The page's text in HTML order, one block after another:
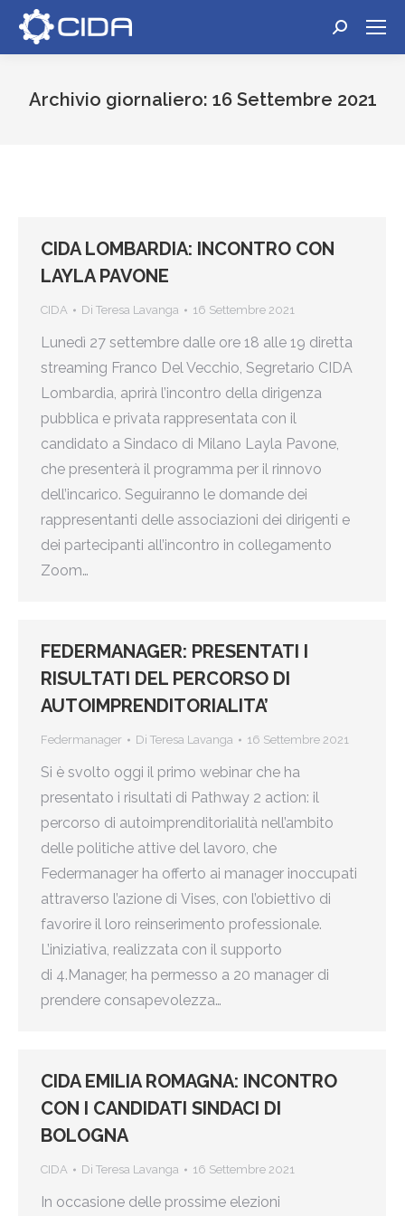
Cerca:
Archivio giornaliero: 16 Settembre 2021
CIDA LOMBARDIA: INCONTRO CON
LAYLA PAVONE
CIDA Di Teresa Lavanga 16 Settembre 2021
Lunedì 27 settembre dalle ore 18 alle 19 diretta
streaming Franco Del Vecchio, Segretario CIDA
Lombardia, aprirà l’incontro della dirigenza
pubblica e privata rappresentata con il
candidato a Sindaco di Milano Layla Pavone,
che presenterà il programma per il rinnovo
dell’incarico. Seguiranno le domande dei
rappresentanti delle associazioni dei dirigenti e
dei partecipanti all’incontro in collegamento
Zoom…
FEDERMANAGER: PRESENTATI I
RISULTATI DEL PERCORSO DI
AUTOIMPRENDITORIALITA’
Federmanager Di Teresa Lavanga 16 Settembre 2021
Si è svolto oggi il primo webinar che ha
presentato i risultati di Pathway 2 action: il
percorso di autoimprenditorialità nell’ambito
delle politiche attive del lavoro, che
Federmanager ha offerto ai manager inoccupati
attraverso l’azione di Vises, con l’obiettivo di
favorire il loro reinserimento professionale.
L’iniziativa, realizzata con il supporto
di 4.Manager, ha permesso a 20 manager di
prendere consapevolezza…
CIDA EMILIA ROMAGNA: INCONTRO
CON I CANDIDATI SINDACI DI
BOLOGNA
CIDA Di Teresa Lavanga 16 Settembre 2021
In occasione delle prossime elezioni